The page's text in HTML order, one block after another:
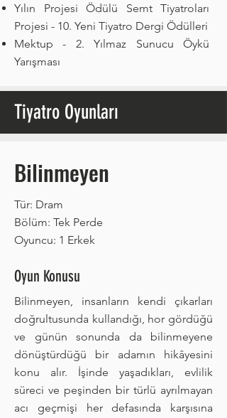
Yılın Projesi Ödülü Semt Tiyatroları
Projesi - 10. Yeni Tiyatro Dergi Ödülleri
Mektup - 2. Yılmaz Sunucu Öykü
Yarışması
Tiyatro Oyunları
Bilinmeyen
Tür: Dram
Bölüm: Tek Perde
Oyuncu: 1 Erkek
Oyun Konusu
Bilinmeyen, insanların kendi çıkarları
doğrultusunda kullandığı, hor gördüğü
ve günün sonunda da bilinmeyene
dönüştürdüğü bir adamın hikâyesini
konu alır. İşinde yaşadıkları, evlilik
süreci ve peşinden bir türlü ayrılmayan
acı geçmişi her defasında karşısına